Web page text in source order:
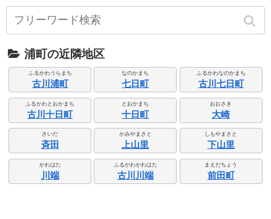
浦町の近隣地区
ふるかわうらまち
古川浦町
なのかまち
七日町
ふるかわなのかまち
古川七日町
ふるかわとおかまち
古川十日町
とおかまち
十日町
おおさき
大崎
さいだ
斉田
かみやまさと
上山里
しもやまさと
下山里
かわはた
川端
ふるかわかわはた
古川川端
まえだちょう
前田町